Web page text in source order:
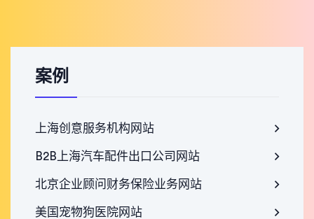
案例
上海创意服务机构网站
B2B上海汽车配件出口公司网站
北京企业顾问财务保险业务网站
美国宠物狗医院网站